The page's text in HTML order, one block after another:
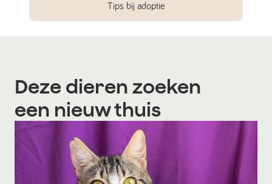
Tips bij adoptie
Deze dieren zoeken
een nieuw thuis